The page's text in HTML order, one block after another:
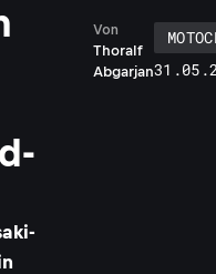
Thoralf
Abgarjan
Von